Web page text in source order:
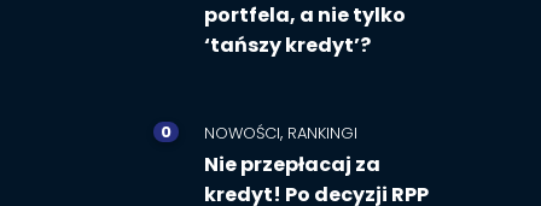
portfela, a nie tylko
‘tańszy kredyt’?
0 NOWOŚCI, RANKINGI
Nie przepłacaj za
kredyt! Po decyzji RPP